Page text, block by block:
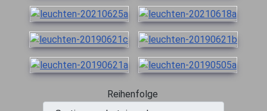
Reihenfolge